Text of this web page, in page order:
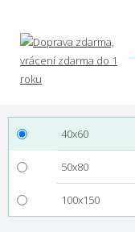
40x60
50x80
100x150